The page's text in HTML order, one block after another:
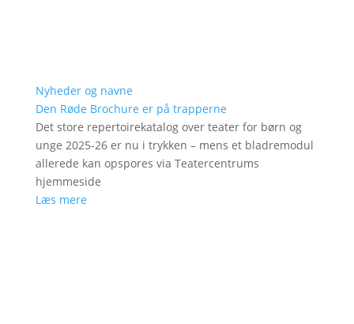
Nyheder og navne
Den Røde Brochure er på trapperne
Det store repertoirekatalog over teater for børn og
unge 2025-26 er nu i trykken – mens et bladremodul
allerede kan opspores via Teatercentrums
hjemmeside
Læs mere